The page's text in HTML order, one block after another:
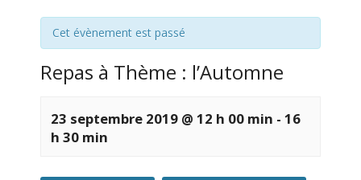
Cet évènement est passé
Repas à Thème : l’Automne
23 septembre 2019 @ 12 h 00 min - 16
h 30 min